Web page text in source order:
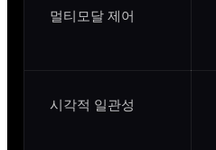
멀티모달 제어
시각적 일관성